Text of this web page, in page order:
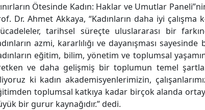
Ötesinde Kadın: Haklar ve Umutlar
Dr. Ahmet Akkaya, “Kadınların daha iyi
tarihsel süreçte uluslararası bir
azmi, kararlılığı ve dayanışması
eğitim, bilim, yönetim ve toplumsal
ve daha gelişmiş bir toplumun temel
ki kadın akademisyenlerimizin,
toplumsal katkıya kadar birçok alanda
bir gurur kaynağıdır.” dedi.